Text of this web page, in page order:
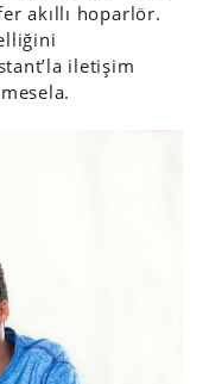
akıllı hoparlör.
iletişim